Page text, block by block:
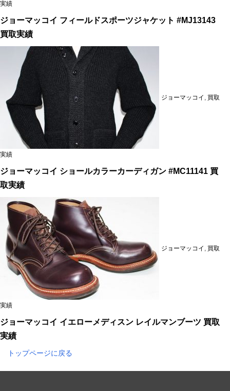
実績
ジョーマッコイ フィールドスポーツジャケット #MJ13143
買取実績
ジョーマッコイ 買取
実績
ジョーマッコイ ショールカラーカーディガン #MC11141 買
取実績
ジョーマッコイ 買取
実績
ジョーマッコイ イエローメディスン レイルマンブーツ 買取
実績
トップページに戻る